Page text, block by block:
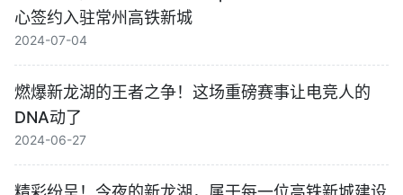
心签约入驻常州高铁新城
2024-07-04
燃爆新龙湖的王者之争！这场重磅赛事让电竞人的
DNA动了
2024-06-27